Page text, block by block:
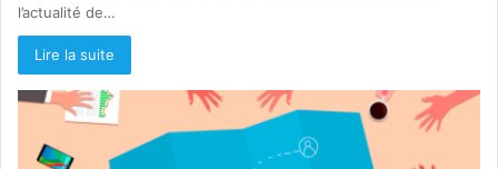
l’actualité de…
Lire la suite